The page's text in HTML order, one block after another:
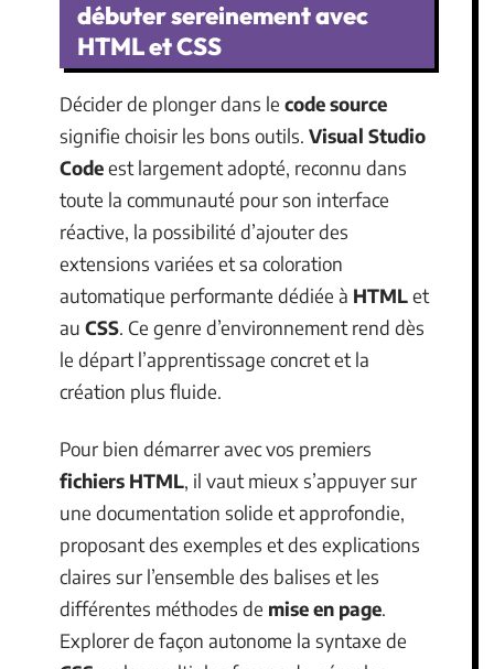
débuter sereinement avec
HTML et CSS
Décider de plonger dans le code source
signifie choisir les bons outils. Visual Studio
Codeest largement adopté, reconnu dans
toute la communauté pour son interface
réactive, la possibilité d’ajouter des
extensions variées et sa coloration
automatique performante dédiée à HTMLet
au CSS. Ce genre d’environnement rend dès
le départ l’apprentissage concret et la
création plus fluide.
Pour bien démarrer avec vos premiers
fichiers HTML, il vaut mieux s’appuyer sur
une documentation solide et approfondie,
proposant des exemples et des explications
claires sur l’ensemble des balises et les
différentes méthodes de mise en page.
Explorer de façon autonome la syntaxe de